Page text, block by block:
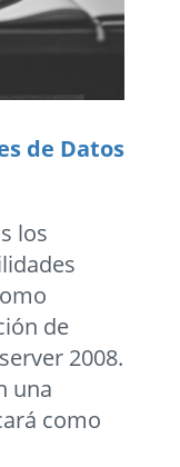
de Datos
los
de
2008.
una
como